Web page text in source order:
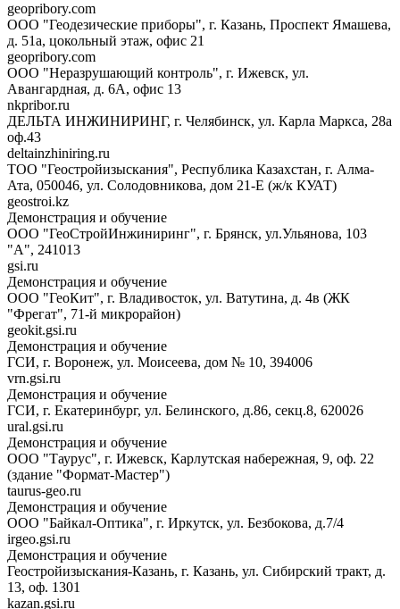
geopribory.com
ООО "Геодезические приборы", г. Казань, Проспект Ямашева,
д. 51а, цокольный этаж, офис 21
geopribory.com
ООО "Неразрушающий контроль", г. Ижевск, ул.
Авангардная, д. 6A, офис 13
nkpribor.ru
ДЕЛЬТА ИНЖИНИРИНГ, г. Челябинск, ул. Карла Маркса, 28а
оф.43
deltainzhiniring.ru
ТОО "Геостройизыскания", Республика Казахстан, г. Алма-
Ата, 050046, ул. Солодовникова, дом 21-Е (ж/к КУАТ)
geostroi.kz
Демонстрация и обучение
ООО "ГеоСтройИнжиниринг", г. Брянск, ул.Ульянова, 103
"А", 241013
gsi.ru
Демонстрация и обучение
ООО "ГеоКит", г. Владивосток, ул. Ватутина, д. 4в (ЖК
"Фрегат", 71-й микрорайон)
geokit.gsi.ru
Демонстрация и обучение
ГСИ, г. Воронеж, ул. Моисеева, дом № 10, 394006
vrn.gsi.ru
Демонстрация и обучение
ГСИ, г. Екатеринбург, ул. Белинского, д.86, секц.8, 620026
ural.gsi.ru
Демонстрация и обучение
ООО "Таурус", г. Ижевск, Карлутская набережная, 9, оф. 22
(здание "Формат-Мастер")
taurus-geo.ru
Демонстрация и обучение
ООО "Байкал-Оптика", г. Иркутск, ул. Безбокова, д.7/4
irgeo.gsi.ru
Демонстрация и обучение
Геостройизыскания-Казань, г. Казань, ул. Сибирский тракт, д.
13, оф. 1301
kazan.gsi.ru